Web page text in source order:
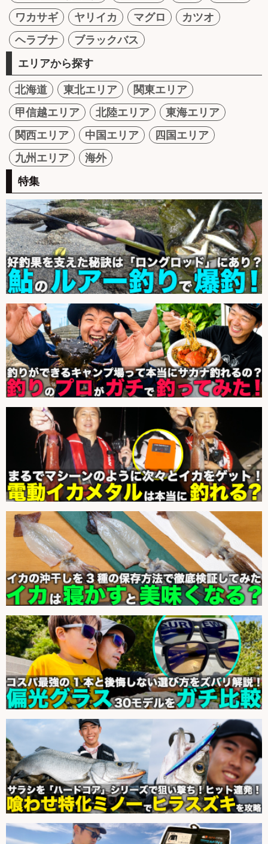
ワカサギ
ヤリイカ マグロ
カツオ
ヘラブナ
ブラックバス
エリアから探す
北海道 東北エリア
関東エリア
甲信越エリア
北陸エリア
東海エリア
関西エリア
中国エリア
四国エリア
九州エリア
海外
特集